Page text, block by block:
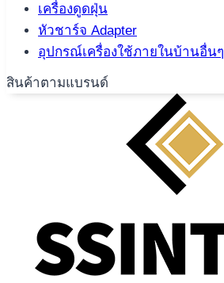
เครื่องดูดฝุ่น
หัวชาร์จ Adapter
อุปกรณ์เครื่องใช้ภายในบ้านอื่นๆ
สินค้าตามแบรนด์